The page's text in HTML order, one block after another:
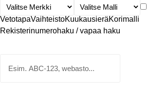
VetotapaVaihteistoKuukausieräKorimalli
Rekisterinumerohaku / vapaa haku